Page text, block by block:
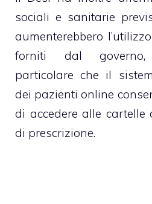
sociali e sanitarie
aumenterebbero
forniti dal
particolare che il
dei pazienti online
di accedere alle cartelle
di prescrizione.